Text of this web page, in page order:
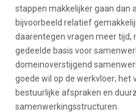
stappen makkelijker gaan dan
bijvoorbeeld relatief
daarentegen vragen meer tijd,
gedeelde basis voor
domeinoverstijgend
goede wil op de werkvloer; het
bestuurlijke afspraken en
samenwerkingsstructuren.